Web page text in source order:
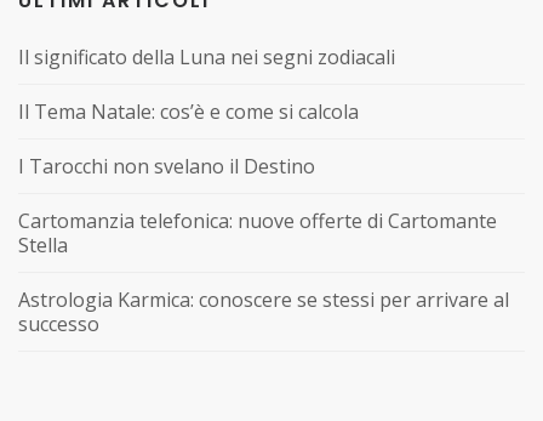
Il significato della Luna nei segni zodiacali
Il Tema Natale: cos’è e come si calcola
I Tarocchi non svelano il Destino
Cartomanzia telefonica: nuove offerte di Cartomante
Stella
Astrologia Karmica: conoscere se stessi per arrivare al
successo